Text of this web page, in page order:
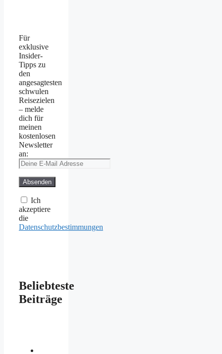
Für
exklusive
Insider-
Tipps zu
den
angesagtesten
schwulen
Reisezielen
– melde
dich für
meinen
kostenlosen
Newsletter
an:
Ich
akzeptiere
die
Datenschutzbestimmungen
Beliebteste
Beiträge